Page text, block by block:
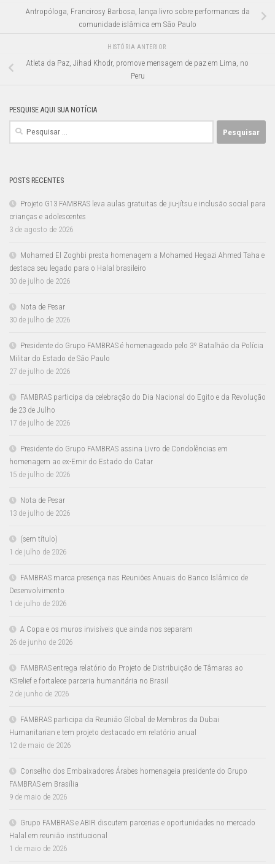
Antropóloga, Francirosy Barbosa, lança livro sobre performances da
comunidade islâmica em São Paulo
HISTÓRIA ANTERIOR
Atleta da Paz, Jihad Khodr, promove mensagem de paz em Lima, no
Peru
PESQUISE AQUI SUA NOTÍCIA
Pesquisar
POSTS RECENTES
Projeto G13 FAMBRAS leva aulas gratuitas de jiu-jítsu e inclusão social para
crianças e adolescentes
3 de agosto de 2026
Mohamed El Zoghbi presta homenagem a Mohamed Hegazi Ahmed Taha e
destaca seu legado para o Halal brasileiro
30 de julho de 2026
Nota de Pesar
30 de julho de 2026
Presidente do Grupo FAMBRAS é homenageado pelo 3º Batalhão da Polícia
Militar do Estado de São Paulo
27 de julho de 2026
FAMBRAS participa da celebração do Dia Nacional do Egito e da Revolução
de 23 de Julho
17 de julho de 2026
Presidente do Grupo FAMBRAS assina Livro de Condolências em
homenagem ao ex-Emir do Estado do Catar
15 de julho de 2026
Nota de Pesar
13 de julho de 2026
(sem título)
1 de julho de 2026
FAMBRAS marca presença nas Reuniões Anuais do Banco Islâmico de
Desenvolvimento
1 de julho de 2026
A Copa e os muros invisíveis que ainda nos separam
26 de junho de 2026
FAMBRAS entrega relatório do Projeto de Distribuição de Tâmaras ao
KSrelief e fortalece parceria humanitária no Brasil
2 de junho de 2026
FAMBRAS participa da Reunião Global de Membros da Dubai
Humanitarian e tem projeto destacado em relatório anual
12 de maio de 2026
Conselho dos Embaixadores Árabes homenageia presidente do Grupo
FAMBRAS em Brasília
9 de maio de 2026
Grupo FAMBRAS e ABIR discutem parcerias e oportunidades no mercado
Halal em reunião institucional
1 de maio de 2026